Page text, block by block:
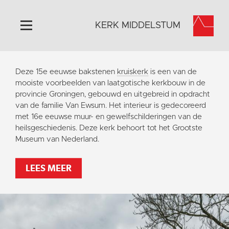
Home
Algemeen
Historie
Omgeving
Het Grootste Museum
Steun ons
KERK MIDDELSTUM
Deze 15e eeuwse bakstenen kruiskerk is een van de
mooiste voorbeelden van laatgotische kerkbouw in de
provincie Groningen, gebouwd en uitgebreid in opdracht
van de familie Van Ewsum. Het interieur is gedecoreerd
met 16e eeuwse muur- en gewelfschilderingen van de
heilsgeschiedenis. Deze kerk behoort tot het Grootste
Museum van Nederland.
LEES MEER